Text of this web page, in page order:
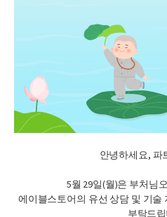
안녕하세요, 파
5월 29일(월)은 부처님
에이블스토어의 유선 상담 및 기술
부탁드